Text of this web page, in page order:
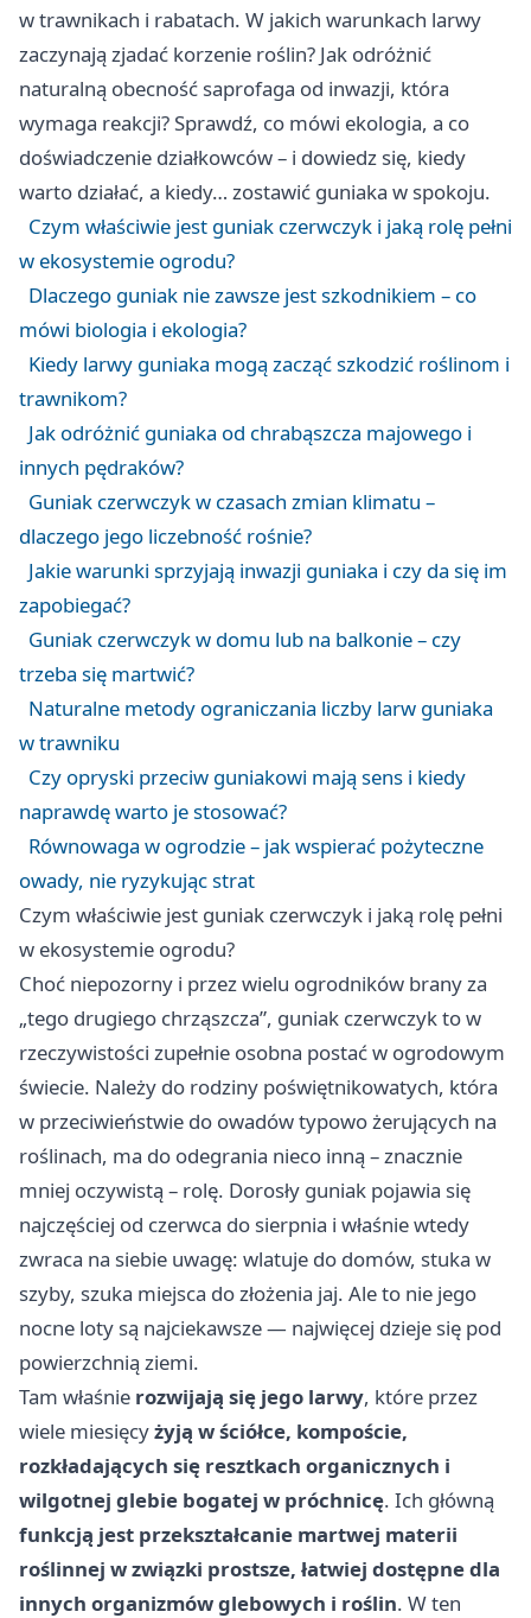
w trawnikach i rabatach. W jakich warunkach larwy
zaczynają zjadać korzenie roślin? Jak odróżnić
naturalną obecność saprofaga od inwazji, która
wymaga reakcji? Sprawdź, co mówi ekologia, a co
doświadczenie działkowców – i dowiedz się, kiedy
warto działać, a kiedy… zostawić guniaka w spokoju.
Czym właściwie jest guniak czerwczyk i jaką rolę pełni
w ekosystemie ogrodu?
Dlaczego guniak nie zawsze jest szkodnikiem – co
mówi biologia i ekologia?
Kiedy larwy guniaka mogą zacząć szkodzić roślinom i
trawnikom?
Jak odróżnić guniaka od chrabąszcza majowego i
innych pędraków?
Guniak czerwczyk w czasach zmian klimatu –
dlaczego jego liczebność rośnie?
Jakie warunki sprzyjają inwazji guniaka i czy da się im
zapobiegać?
Guniak czerwczyk w domu lub na balkonie – czy
trzeba się martwić?
Naturalne metody ograniczania liczby larw guniaka
w trawniku
Czy opryski przeciw guniakowi mają sens i kiedy
naprawdę warto je stosować?
Równowaga w ogrodzie – jak wspierać pożyteczne
owady, nie ryzykując strat
Czym właściwie jest guniak czerwczyk i jaką rolę pełni
w ekosystemie ogrodu?
Choć niepozorny i przez wielu ogrodników brany za
„tego drugiego chrząszcza”, guniak czerwczyk to w
rzeczywistości zupełnie osobna postać w ogrodowym
świecie. Należy do rodziny poświętnikowatych, która
w przeciwieństwie do owadów typowo żerujących na
roślinach, ma do odegrania nieco inną – znacznie
mniej oczywistą – rolę. Dorosły guniak pojawia się
najczęściej od czerwca do sierpnia i właśnie wtedy
zwraca na siebie uwagę: wlatuje do domów, stuka w
szyby, szuka miejsca do złożenia jaj. Ale to nie jego
nocne loty są najciekawsze — najwięcej dzieje się pod
powierzchnią ziemi.
Tam właśnie rozwijają się jego larwy, które przez
wiele miesięcyżyją w ściółce, kompoście,
rozkładających się resztkach organicznych i
wilgotnej glebie bogatej w próchnicę. Ich główną
funkcją jest przekształcanie martwej materii
roślinnej w związki prostsze, łatwiej dostępne dla
innych organizmów glebowych i roślin. W ten